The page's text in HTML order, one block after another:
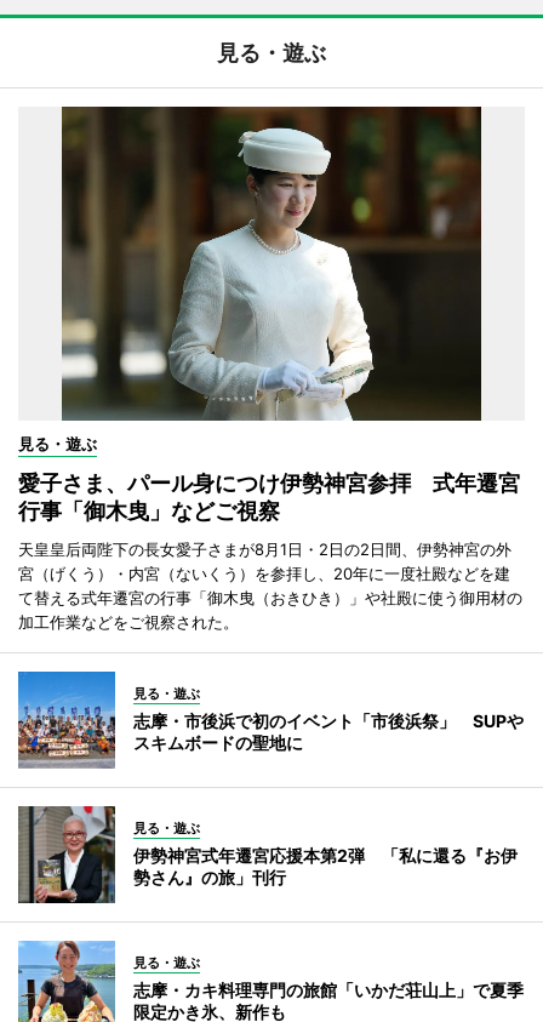
見る・遊ぶ
見る・遊ぶ
愛子さま、パール身につけ伊勢神宮参拝 式年遷宮
行事「御木曳」などご視察
天皇皇后両陛下の長女愛子さまが8月1日・2日の2日間、伊勢神宮の外
宮（げくう）・内宮（ないくう）を参拝し、20年に一度社殿などを建
て替える式年遷宮の行事「御木曳（おきひき）」や社殿に使う御用材の
加工作業などをご視察された。
見る・遊ぶ
志摩・市後浜で初のイベント「市後浜祭」 SUPや
スキムボードの聖地に
見る・遊ぶ
伊勢神宮式年遷宮応援本第2弾 「私に還る『お伊
勢さん』の旅」刊行
見る・遊ぶ
志摩・カキ料理専門の旅館「いかだ荘山上」で夏季
限定かき氷、新作も